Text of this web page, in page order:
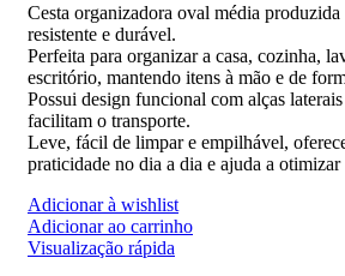
Cesta organizadora oval média
resistente e durável.
Perfeita para organizar a casa, cozinha,
escritório, mantendo itens à mão e de
Possui design funcional com alças
facilitam o transporte.
Leve, fácil de limpar e empilhável,
praticidade no dia a dia e ajuda a otimizar
Adicionar à wishlist
Adicionar ao carrinho
Visualização rápida